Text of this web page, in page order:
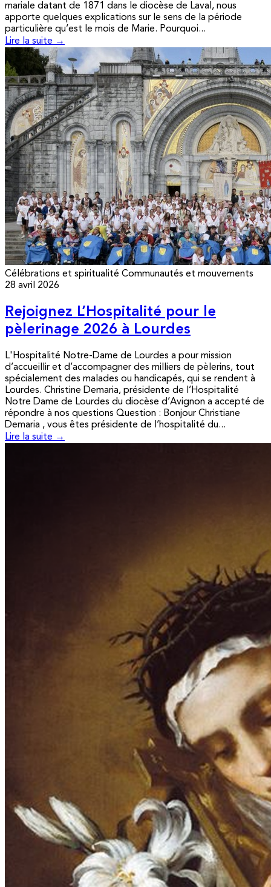
mariale datant de 1871 dans le diocèse de Laval, nous
apporte quelques explications sur le sens de la période
particulière qu’est le mois de Marie. Pourquoi...
Lire la suite →
Célébrations et spiritualité Communautés et mouvements
28 avril 2026
Rejoignez L’Hospitalité pour le
pèlerinage 2026 à Lourdes
L'Hospitalité Notre-Dame de Lourdes a pour mission
d’accueillir et d’accompagner des milliers de pèlerins, tout
spécialement des malades ou handicapés, qui se rendent à
Lourdes. Christine Demaria, présidente de l’Hospitalité
Notre Dame de Lourdes du diocèse d’Avignon a accepté de
répondre à nos questions Question : Bonjour Christiane
Demaria , vous êtes présidente de l’hospitalité du...
Lire la suite →